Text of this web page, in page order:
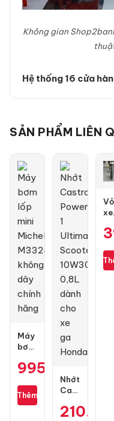
Không gian
Hệ thống 16 cửa
SẢN PHẨM LIÊN
Máy
bơm
mini
M3325
không
995.000
Thêm
Nhớt
Castrol
1
Vỏ
xe
kim